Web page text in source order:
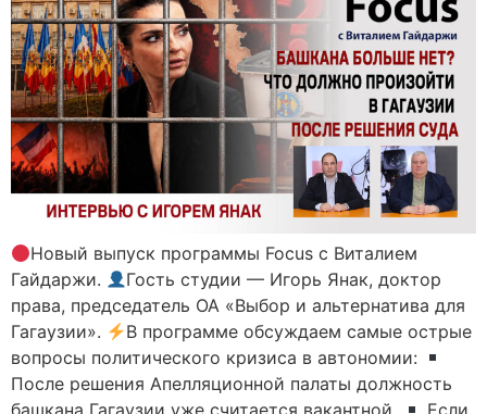
Новый выпуск программы Focus с Виталием
Гайдаржи.
Гость студии — Игорь Янак, доктор
права, председатель ОА «Выбор и альтернатива для
Гагаузии».
В программе обсуждаем самые острые
вопросы политического кризиса в автономии:
После решения Апелляционной палаты должность